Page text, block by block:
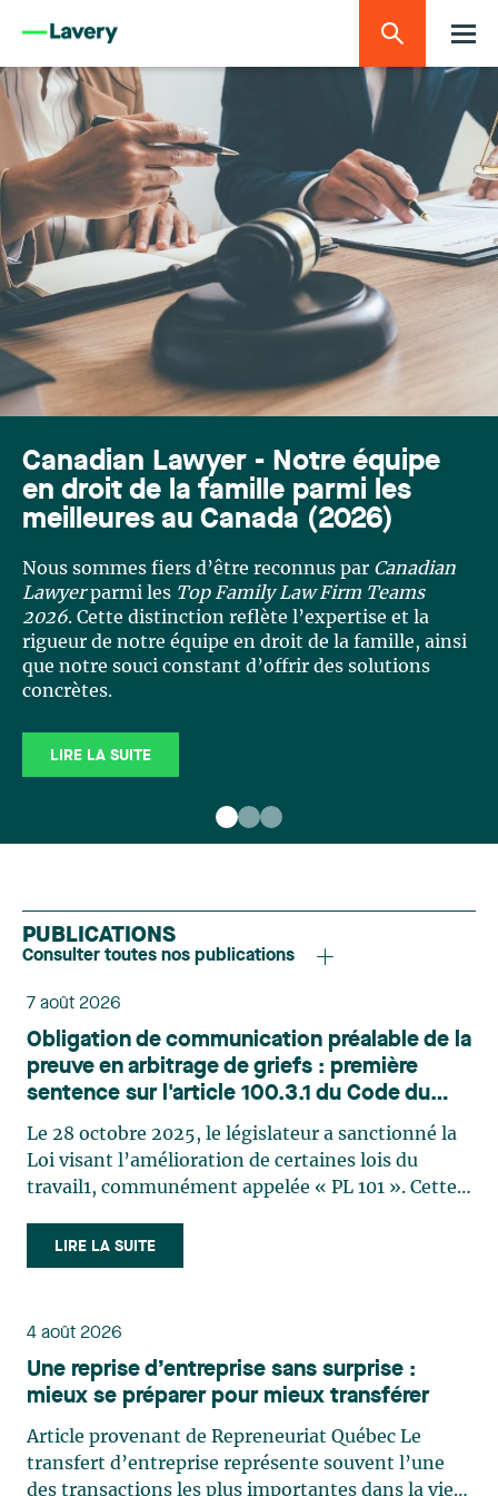
Canadian Lawyer - Notre équipe
en droit de la famille parmi les
meilleures au Canada (2026)
Nous sommes fiers d’être reconnus par Canadian
Lawyerparmi les Top Family Law Firm Teams
2026. Cette distinction reflète l’expertise et la
rigueur de notre équipe en droit de la famille, ainsi
que notre souci constant d’offrir des solutions
concrètes.
LIRE LA SUITE
PUBLICATIONS
Consulter toutes nos publications
7 août 2026
Obligation de communication préalable de la
preuve en arbitrage de griefs : première
sentence sur l'article 100.3.1 du Code du
travail
Le 28 octobre 2025, le législateur a sanctionné la
Loi visant l’amélioration de certaines lois du
travail1, communément appelée « PL 101 ». Cette
d’amélioration de l’efficience en arbitrage de
griefs, notamment par la réduction des délais, par
l’intention de « détermin[er] les règles relatives à
la communication de la preuve avant l’audition du
grief »2. Dans ce contexte, le Code du travail3 a
été modifié afin d’introduire, entre autres,
l’article 100.3.1, qui impose désormais aux parties
LIRE LA SUITE
4 août 2026
Une reprise d’entreprise sans surprise :
mieux se préparer pour mieux transférer
Article provenant de Repreneuriat Québec Le
transfert d’entreprise représente souvent l’une
des transactions les plus importantes dans la vie